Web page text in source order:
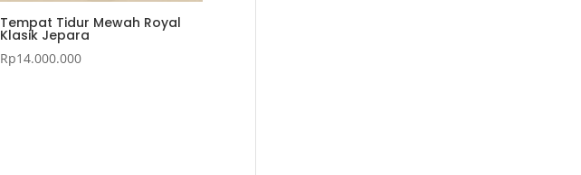
Tempat Tidur Mewah Royal
Klasik Jepara
Rp14.000.000